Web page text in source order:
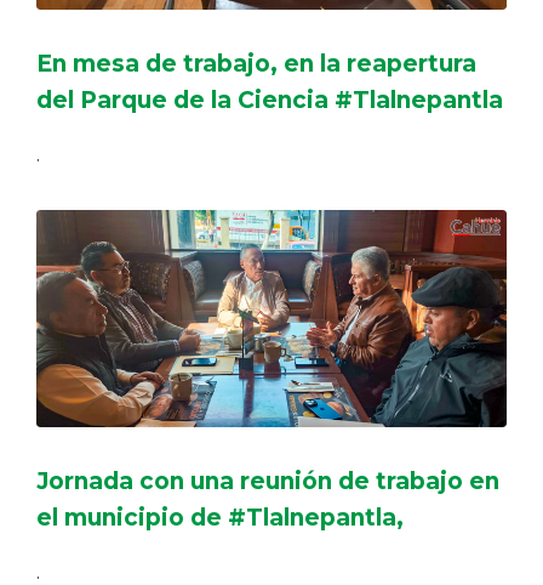
En mesa de trabajo, en la reapertura
del Parque de la Ciencia #Tlalnepantla
.
Jornada con una reunión de trabajo en
el municipio de #Tlalnepantla,
.